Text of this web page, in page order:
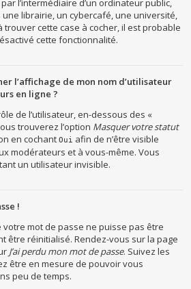
l’intermédiaire d’un ordinateur public,
librairie, un cybercafé, une université,
trouver cette case à cocher, il est probable
cette fonctionnalité.
l’affichage de mon nom d’utilisateur
en ligne ?
de l’utilisateur, en-dessous des «
trouverez l’option Masquer votre statut
en cochantOui afin de n’être visible
modérateurs et à vous-même. Vous
un utilisateur invisible.
!
votre mot de passe ne puisse pas être
être réinitialisé. Rendez-vous sur la page
J’ai perdu mon mot de passe. Suivez les
être en mesure de pouvoir vous
peu de temps.